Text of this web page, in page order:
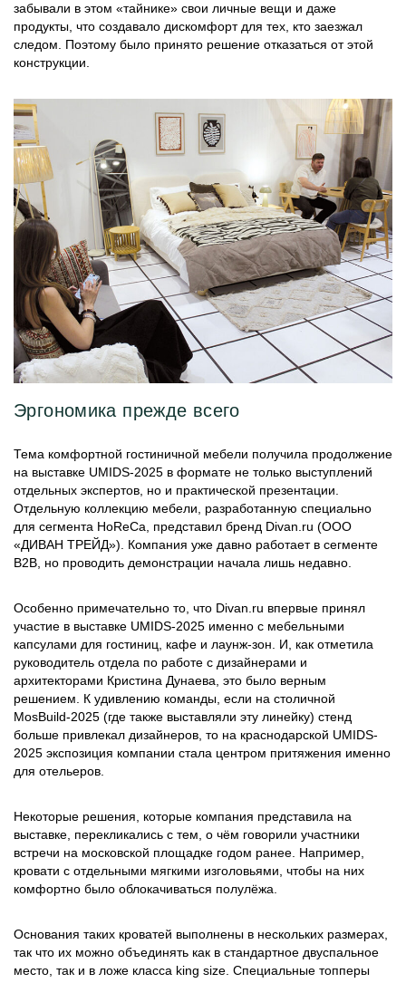
забывали в этом «тайнике» свои личные вещи и даже
продукты, что создавало дискомфорт для тех, кто заезжал
следом. Поэтому было принято решение отказаться от этой
конструкции.
Эргономика прежде всего
Тема комфортной гостиничной мебели получила продолжение
на выставке UMIDS-2025 в формате не только выступлений
отдельных экспертов, но и практической презентации.
Отдельную коллекцию мебели, разработанную специально
для сегмента HoReCa, представил бренд Divan.ru (ООО
«ДИВАН ТРЕЙД»). Компания уже давно работает в сегменте
В2В, но проводить демонстрации начала лишь недавно.
Особенно примечательно то, что Divan.ru впервые принял
участие в выставке UMIDS-2025 именно с мебельными
капсулами для гостиниц, кафе и лаунж-зон. И, как отметила
руководитель отдела по работе с дизайнерами и
архитекторами Кристина Дунаева, это было верным
решением. К удивлению команды, если на столичной
MosBuild-2025 (где также выставляли эту линейку) стенд
больше привлекал дизайнеров, то на краснодарской UMIDS-
2025 экспозиция компании стала центром притяжения именно
для отельеров.
Некоторые решения, которые компания представила на
выставке, перекликались с тем, о чём говорили участники
встречи на московской площадке годом ранее. Например,
кровати с отдельными мягкими изголовьями, чтобы на них
комфортно было облокачиваться полулёжа.
Основания таких кроватей выполнены в нескольких размерах,
так что их можно объединять как в стандартное двуспальное
место, так и в ложе класса king size. Специальные топперы